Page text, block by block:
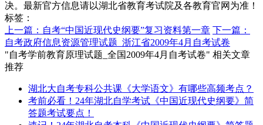
决。最新官方信息请以湖北省教育考试院及各教育官网为准！
标签：
上一篇：自考“中国近现代史纲要”复习资料第一章 下一篇：
自考政府信息资源管理试题_浙江省2009年4月自考试卷
"自考学前教育原理试题_全国2009年4月自考试卷" 相关文章
推荐
湖北大自考专科公共课《大学语文》有哪些高频考点？
考前必看！24年湖北自学考试《中国近现代史纲要》简
答题考试要点！